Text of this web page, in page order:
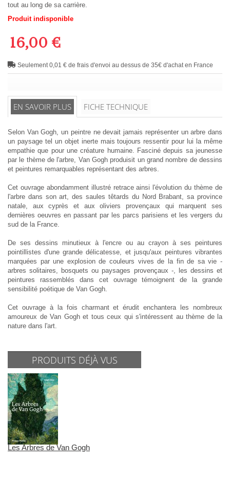
tout au long de sa carrière.
Produit indisponible
16,00 €
Seulement 0,01 € de frais d'envoi au dessus de 35€ d'achat en France
EN SAVOIR PLUS FICHE TECHNIQUE
Selon Van Gogh, un peintre ne devait jamais représenter un arbre dans
un paysage tel un objet inerte mais toujours ressentir pour lui la même
empathie que pour une créature humaine. Fasciné depuis sa jeunesse
par le thème de l'arbre, Van Gogh produisit un grand nombre de dessins
et peintures remarquables représentant des arbres.
Cet ouvrage abondamment illustré retrace ainsi l'évolution du thème de
l'arbre dans son art, des saules têtards du Nord Brabant, sa province
natale, aux cyprès et aux oliviers provençaux qui marquent ses
dernières oeuvres en passant par les parcs parisiens et les vergers du
sud de la France.
De ses dessins minutieux à l'encre ou au crayon à ses peintures
pointillistes d'une grande délicatesse, et jusqu'aux peintures vibrantes
marquées par une explosion de couleurs vives de la fin de sa vie -
arbres solitaires, bosquets ou paysages provençaux -, les dessins et
peintures rassemblés dans cet ouvrage témoignent de la grande
sensibilité poétique de Van Gogh.
Cet ouvrage à la fois charmant et érudit enchantera les nombreux
amoureux de Van Gogh et tous ceux qui s'intéressent au thème de la
nature dans l'art.
PRODUITS DÉJÀ VUS
Les Arbres de Van Gogh